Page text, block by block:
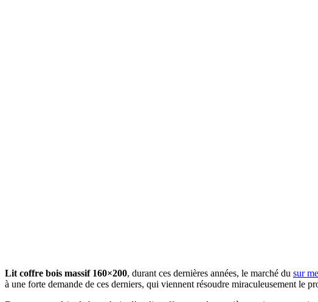
Lit coffre bois massif 160×200, durant ces dernières années, le marché du sur
à une forte demande de ces derniers, qui viennent résoudre miraculeusement le